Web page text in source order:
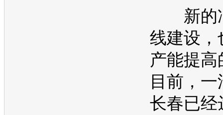
新的
线建设，
产能提高
目前， 一
长春已经